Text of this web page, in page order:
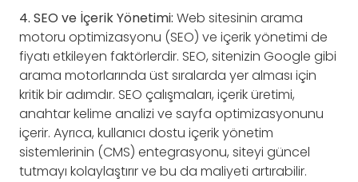
4. SEO ve İçerik Yönetimi: Web sitesinin arama
motoru optimizasyonu (SEO) ve içerik yönetimi de
fiyatı etkileyen faktörlerdir. SEO, sitenizin Google gibi
arama motorlarında üst sıralarda yer alması için
kritik bir adımdır. SEO çalışmaları, içerik üretimi,
anahtar kelime analizi ve sayfa optimizasyonunu
içerir. Ayrıca, kullanıcı dostu içerik yönetim
sistemlerinin (CMS) entegrasyonu, siteyi güncel
tutmayı kolaylaştırır ve bu da maliyeti artırabilir.